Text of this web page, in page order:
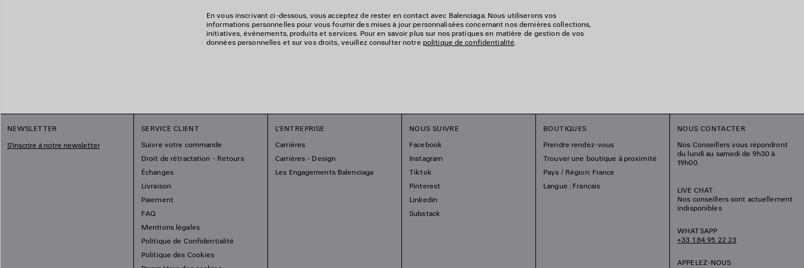
En vous inscrivant ci-dessous, vous acceptez de rester en contact avec Balenciaga. Nous utiliserons vos
informations personnelles pour vous fournir des mises à jour personnalisées concernant nos dernières collections,
initiatives, événements, produits et services. Pour en savoir plus sur nos pratiques en matière de gestion de vos
données personnelles et sur vos droits, veuillez consulter notre politique de confidentialité.
NEWSLETTER
S'inscrire à notre newsletter
SERVICE CLIENT
Suivre votre commande
Droit de rétractation - Retours
Échanges
Livraison
Paiement
FAQ
Mentions légales
Politique de Confidentialité
Politique des Cookies
L'ENTREPRISE
Carrières
Carrières - Design
Les Engagements Balenciaga
NOUS SUIVRE
Facebook
Instagram
Tiktok
Pinterest
Linkedin
Substack
BOUTIQUES
Prendre rendez-vous
Trouver une boutique à proximité
Pays / Région: France
Langue : Français
NOUS CONTACTER
Nos Conseillers vous répondront
du lundi au samedi de 9h30 à
19h00.
LIVE CHAT
Nos conseillers sont actuellement
indisponibles
WHATSAPP
+33 1 84 95 22 23
APPELEZ-NOUS